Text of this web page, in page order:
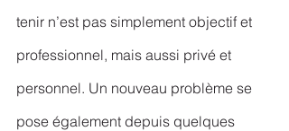
tenir n’est pas simplement objectif et
professionnel, mais aussi privé et
personnel. Un nouveau problème se
pose également depuis quelques